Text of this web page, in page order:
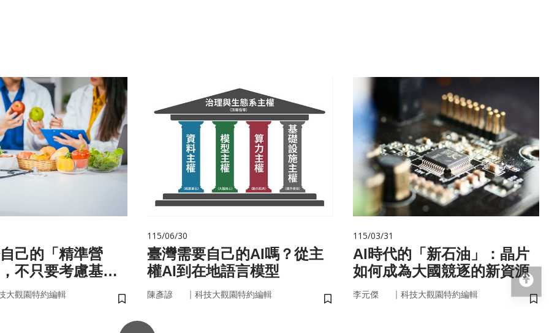
己的「精準營
不只要考慮基
在腸道微生物
大觀園特約編輯
儲存書籤
115/06/30
臺灣需要自己的AI嗎？從主
權AI到在地語言模型
陳彥諺 ｜ 科技大觀園特約編輯
儲存書籤
115/03/31
AI時代的「新石油」：晶片
如何成為大國競逐的新資源
李元傑 ｜ 科技大觀園特約編輯
儲
回